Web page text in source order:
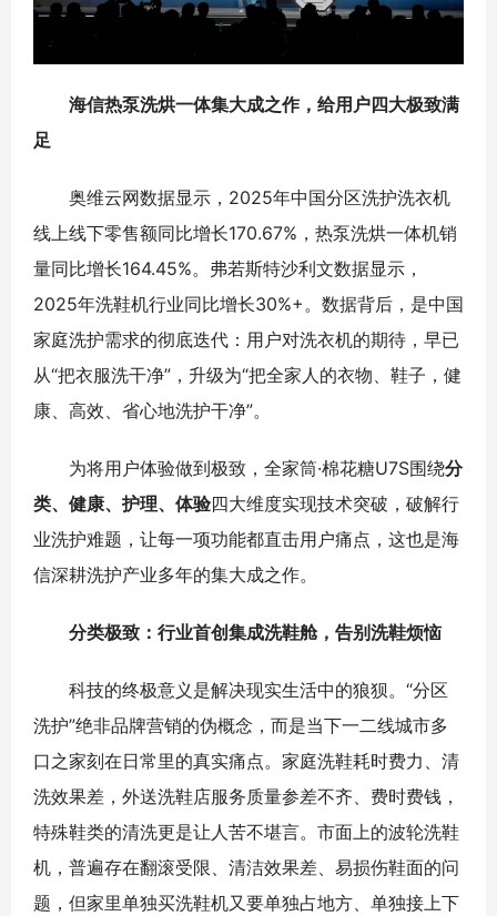
海信热泵洗烘一体集大成之作，给用户四大极致满
足
奥维云网数据显示，2025年中国分区洗护洗衣机
线上线下零售额同比增长170.67%，热泵洗烘一体机销
量同比增长164.45%。弗若斯特沙利文数据显示，
2025年洗鞋机行业同比增长30%+。数据背后，是中国
家庭洗护需求的彻底迭代：用户对洗衣机的期待，早已
从“把衣服洗干净”，升级为“把全家人的衣物、鞋子，健
康、高效、省心地洗护干净”。
为将用户体验做到极致，全家筒·棉花糖U7S围绕分
类、健康、护理、体验四大维度实现技术突破，破解行
业洗护难题，让每一项功能都直击用户痛点，这也是海
信深耕洗护产业多年的集大成之作。
分类极致：行业首创集成洗鞋舱，告别洗鞋烦恼
科技的终极意义是解决现实生活中的狼狈。“分区
洗护”绝非品牌营销的伪概念，而是当下一二线城市多
口之家刻在日常里的真实痛点。家庭洗鞋耗时费力、清
洗效果差，外送洗鞋店服务质量参差不齐、费时费钱，
特殊鞋类的清洗更是让人苦不堪言。市面上的波轮洗鞋
机，普遍存在翻滚受限、清洁效果差、易损伤鞋面的问
题，但家里单独买洗鞋机又要单独占地方、单独接上下